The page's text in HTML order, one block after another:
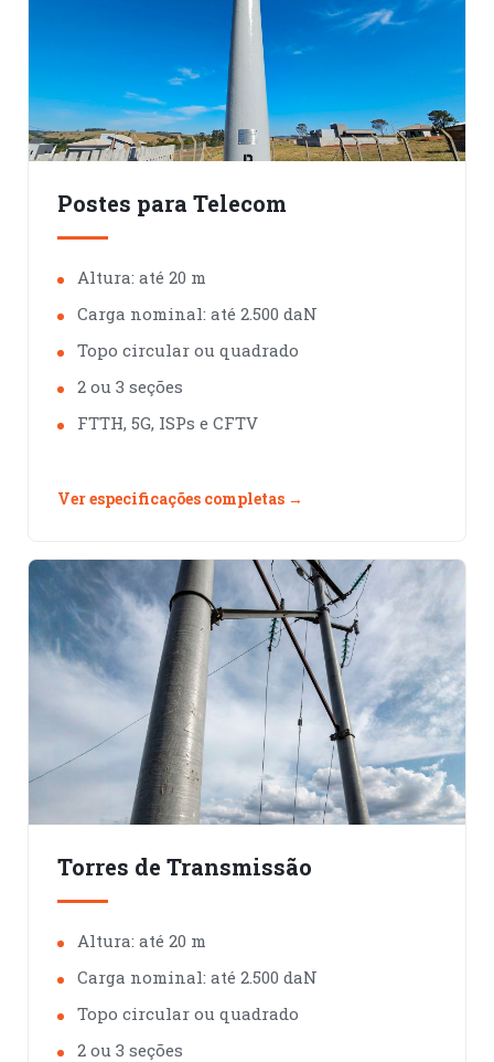
Postes para Telecom
Altura: até 20 m
Carga nominal: até 2.500 daN
Topo circular ou quadrado
2 ou 3 seções
FTTH, 5G, ISPs e CFTV
Ver especificações completas →
Torres de Transmissão
Altura: até 20 m
Carga nominal: até 2.500 daN
Topo circular ou quadrado
2 ou 3 seções